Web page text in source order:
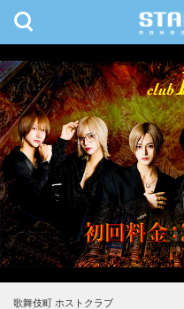
九州・沖縄 北海道・東北
toggle
navigation
歌舞伎町 ホストクラブ